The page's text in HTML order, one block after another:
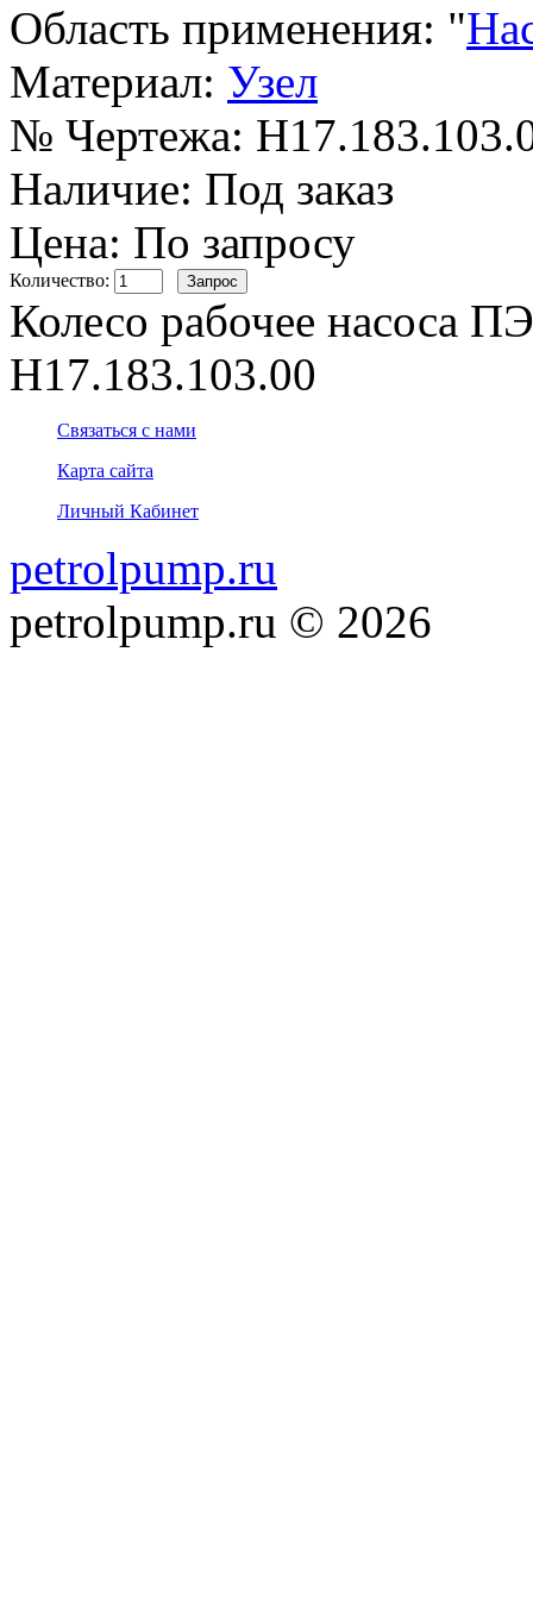
Область применения: "
Материал: Узел
№ Чертежа:
Наличие: Под заказ
Цена: По запросу
Количество:
Колесо рабочее насоса
Н17.183.103.00
Связаться с нами
Карта сайта
Личный Кабинет
petrolpump.ru
petrolpump.ru © 2026